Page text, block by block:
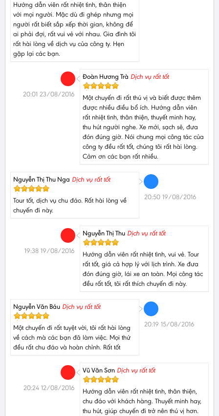
Hướng dẫn viên rất nhiệt tình, thân thiện
với mọi người. Mặc dù đi ghép nhưng mọi
người rất biết sắp xếp thời gian, không để
ai phải đợi, rất vui vẻ với nhau. Gia đình tôi
rất hài lòng về dịch vụ của công ty. Hẹn
gặp lại các bạn.
Đoàn Hương Trà Dịch vụ rất tốt
Một chuyến đi rất thú vị và biết được thêm
được nhiều điều bổ ích. Hướng dẫn viên
rất nhiệt tình, thân thiện, thuyết minh hay,
thu hút người nghe. Xe mới, sạch sẽ, đưa
đón đúng giờ. Nói chung mọi công tác của
công ty đều rất tốt, chúng tôi rất hài lòng.
Cảm ơn các bạn rất nhiều.
20:01 23/08/2016
Nguyễn Thị Thu Nga Dịch vụ rất tốt
Tour tốt, dịch vụ chu đáo. Rất hài lòng về
chuyến đi này.
20:50 19/08/2016
Nguyễn Thị Thu Dịch vụ rất tốt
Hướng dẫn viên rất nhiệt tình, vui vẻ. Tour
rất tốt, giá cả hợp lý với lịch trình. Xe đưa
đón đúng giờ, lái xe an toàn. Mọi công tác
đều rất tốt, tôi rất thích chuyến đi này.
19:38 19/08/2016
Nguyễn Văn Báu Dịch vụ rất tốt
Một chuyến đi rất tuyệt vời, tôi rất hài lòng
về cách mà các bạn đã làm việc. Mọi thứ
đều rất chu đáo và hoàn chỉnh. Rất tốt
20:19 15/08/2016
Vũ Văn Sơn Dịch vụ rất tốt
Hướng dẫn viên rất nhiệt tình, thân thiện,
chu đáo với khách hàng. Thuyết minh hay,
thu hút, giúp chuyến đi trở nên thú vị hơn.
20:24 12/08/2016